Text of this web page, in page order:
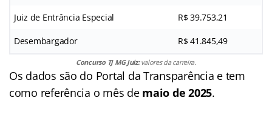
Juiz de Entrância Especial R$ 39.753,21
Desembargador R$ 41.845,49
Concurso TJ MG Juiz:valores da carreira.
Os dados são do Portal da Transparência e tem
como referência o mês de maio de 2025.